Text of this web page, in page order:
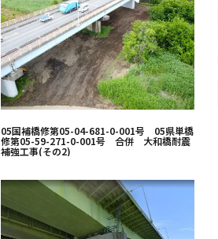
05国補橋修第05-04-681-0-001号 05県単橋
修第05-59-271-0-001号 合併 大和橋耐震
補強工事(その2)